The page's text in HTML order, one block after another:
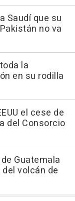
Saudí que su
no va
la
en su rodilla
el cese de
del Consorcio
Guatemala
volcán de